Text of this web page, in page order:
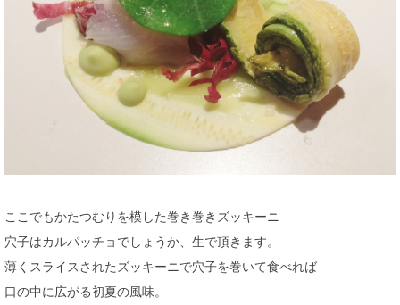
ここでもかたつむりを模した巻き巻きズッキーニ
穴子はカルパッチョでしょうか、生で頂きます。
薄くスライスされたズッキーニで穴子を巻いて食べれば
口の中に広がる初夏の風味。